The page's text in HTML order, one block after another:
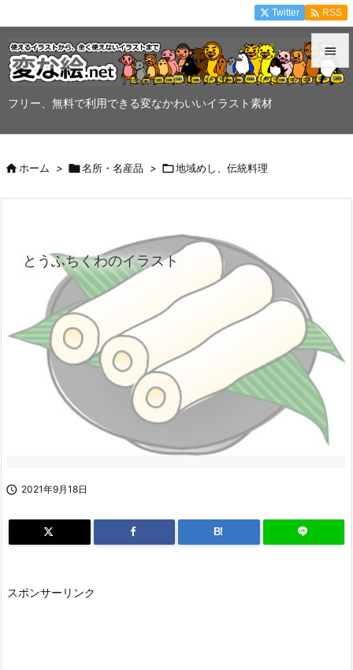
フリー、無料で利用できる変なかわいいイラスト素材


Twitter  RSS
ホーム > 名所・名産品 > 地域めし、伝統料理
とうふちくわのイラスト
 2021年9月18日
B!
スポンサーリンク